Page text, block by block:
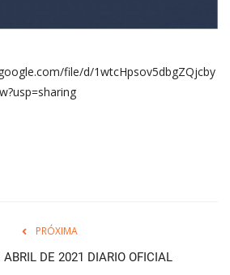
file/d/1wtcHpsov5dbgZQjcby
PRÓXIMA
DE 2021 DIARIO OFICIAL